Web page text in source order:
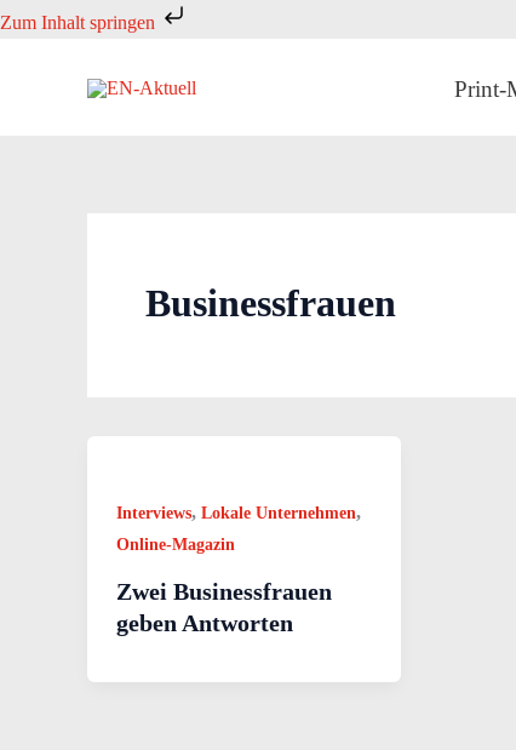
Zum Inhalt springen
Zum
Print-
Businessfrauen
Interviews, Lokale Unternehmen,
Online-Magazin
Zwei Businessfrauen
geben Antworten